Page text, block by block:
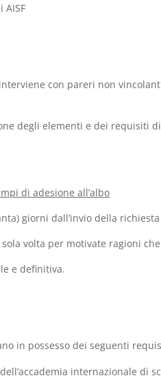
AISF
con pareri non
degli elementi e dei requisiti
di adesione all’albo
giorni dall’invio della
volta per motivate ragioni
e definitiva.
in possesso dei seguenti
internazionale di